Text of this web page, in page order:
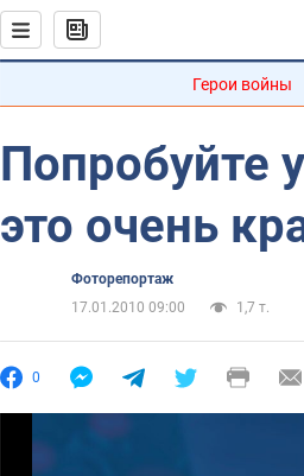
Герои войны
Попробуйте
это очень
Фоторепортаж
17.01.2010 09:00
1,7 т.
0